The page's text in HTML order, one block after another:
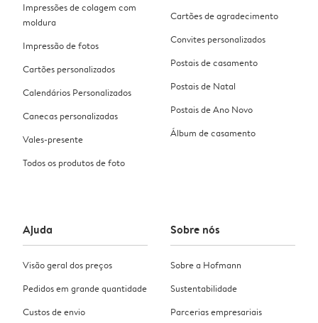
Impressões de colagem com
moldura
Impressão de fotos
Cartões personalizados
Calendários Personalizados
Canecas personalizadas
Vales-presente
Todos os produtos de foto
Cartões de agradecimento
Convites personalizados
Postais de casamento
Postais de Natal
Postais de Ano Novo
Álbum de casamento
Ajuda
Visão geral dos preços
Pedidos em grande quantidade
Custos de envio
Sobre nós
Sobre a Hofmann
Sustentabilidade
Parcerias empresariais